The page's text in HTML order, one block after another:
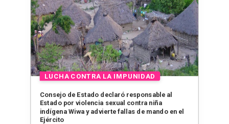
Consejo de Estado declaró responsable al
Estado por violencia sexual contra niña
indígena Wiwa y advierte fallas de mando en el
Ejército